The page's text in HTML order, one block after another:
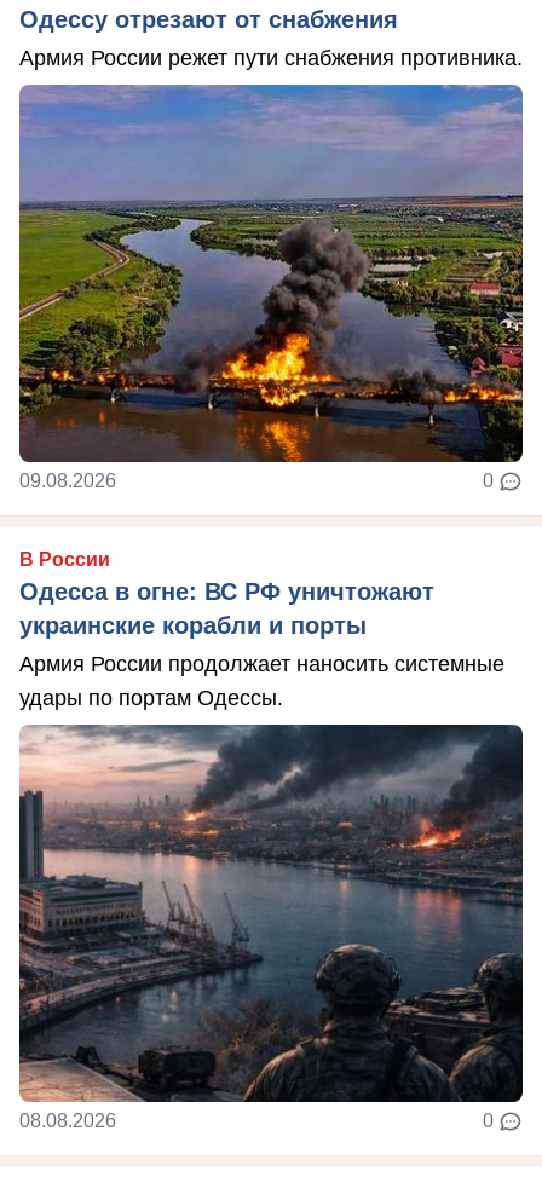
Одессу отрезают от снабжения
Армия России режет пути снабжения противника.
09.08.2026 0
В России
Одесса в огне: ВС РФ уничтожают
украинские корабли и порты
Армия России продолжает наносить системные
удары по портам Одессы.
08.08.2026 0